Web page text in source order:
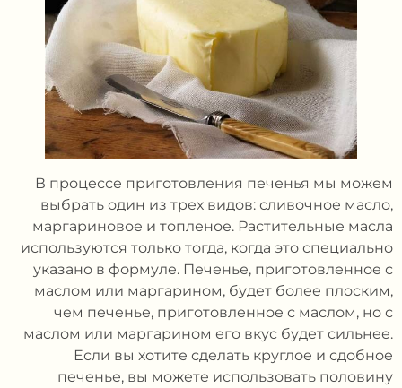
В процессе приготовления печенья мы можем
выбрать один из трех видов: сливочное масло,
маргариновое и топленое. Растительные масла
используются только тогда, когда это специально
указано в формуле. Печенье, приготовленное с
маслом или маргарином, будет более плоским,
чем печенье, приготовленное с маслом, но с
маслом или маргарином его вкус будет сильнее.
Если вы хотите сделать круглое и сдобное
печенье, вы можете использовать половину